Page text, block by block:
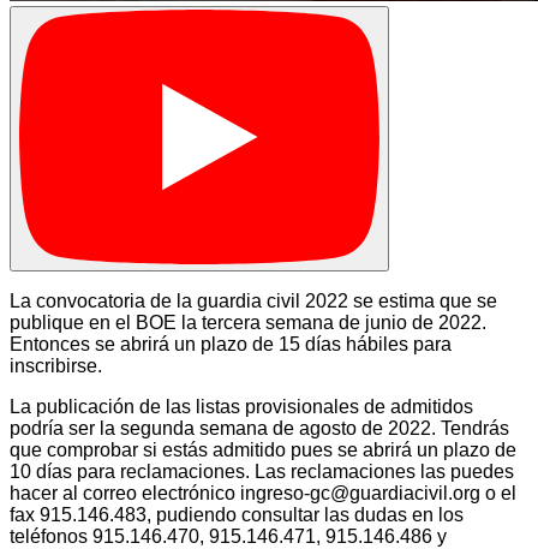
La convocatoria de la guardia civil 2022 se estima que se
publique en el BOE la tercera semana de junio de 2022.
Entonces se abrirá un plazo de 15 días hábiles para
inscribirse.
La publicación de las listas provisionales de admitidos
podría ser la segunda semana de agosto de 2022. Tendrás
que comprobar si estás admitido pues se abrirá un plazo de
10 días para reclamaciones. Las reclamaciones las puedes
hacer al correo electrónico ingreso-gc@guardiacivil.org o el
fax 915.146.483, pudiendo consultar las dudas en los
teléfonos 915.146.470, 915.146.471, 915.146.486 y